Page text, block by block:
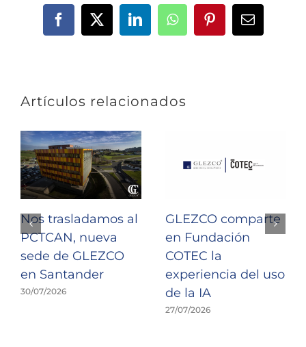
Facebook
X LinkedInWhatsAppPinterestCorreo
Artículos relacionados
Nos trasladamos al
PCTCAN, nueva
sede de GLEZCO
en Santander
30/07/2026
GLEZCO comparte
en Fundación
COTEC la
experiencia del uso
de la IA
27/07/2026